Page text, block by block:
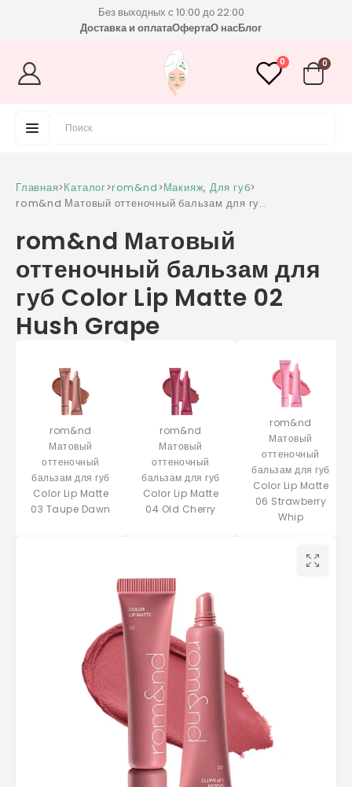
Без выходных с 10:00 до 22:00
Доставка и оплатаОфертаО насБлог
0 0
Главная>Каталог>rom&nd>Макияж, Для губ>
rom&nd Матовый оттеночный бальзам для губ
rom&nd Матовый
оттеночный бальзам для
губ Color Lip Matte 02
Hush Grape
rom&nd
Матовый
оттеночный
бальзам для губ
Color Lip Matte
03 Taupe Dawn
rom&nd
Матовый
оттеночный
бальзам для губ
Color Lip Matte
04 Old Cherry
rom&nd
Матовый
оттеночный
бальзам для губ
Color Lip Matte
06 Strawberry
Whip